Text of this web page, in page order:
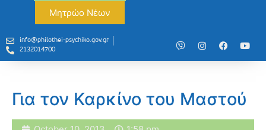
Μητρώο Νέων
info@philothei-psychiko.gov.gr
2132014700
Για τον Καρκίνο του Μαστού